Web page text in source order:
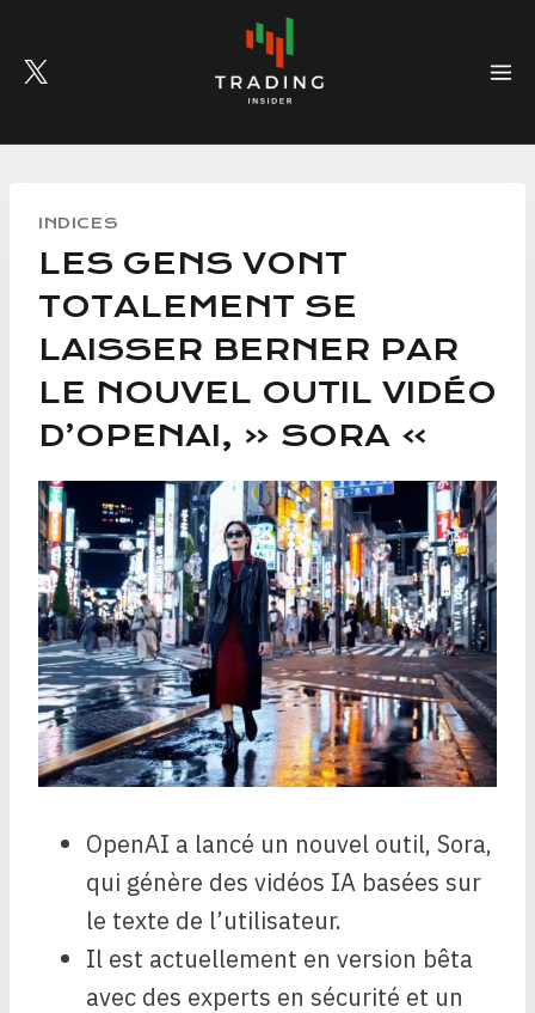
content
INDICES
LES GENS VONT
TOTALEMENT SE
LAISSER BERNER PAR
LE NOUVEL OUTIL VIDÉO
D’OPENAI, « SORA »
OpenAI a lancé un nouvel outil, Sora,
qui génère des vidéos IA basées sur
le texte de l’utilisateur.
Il est actuellement en version bêta
avec des experts en sécurité et un